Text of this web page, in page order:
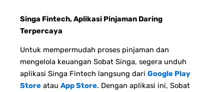
Singa Fintech, Aplikasi Pinjaman Daring
Terpercaya
Untuk mempermudah proses pinjaman dan
mengelola keuangan Sobat Singa, segera unduh
aplikasi Singa Fintech langsung dari Google Play
Store atau App Store. Dengan aplikasi ini, Sobat